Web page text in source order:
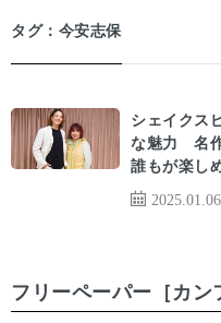
タグ：今安志保
2025.01.06
シェイクス
な魅力 名作
誰もが楽し
フリーペーパー［カン